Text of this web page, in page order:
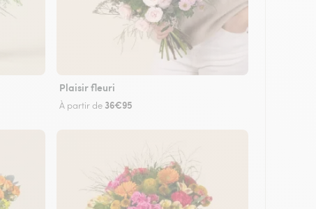
Plaisir fleuri
À partir de 36€95